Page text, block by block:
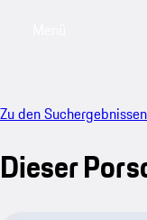
Zu den Suchergebnissen
Dieser